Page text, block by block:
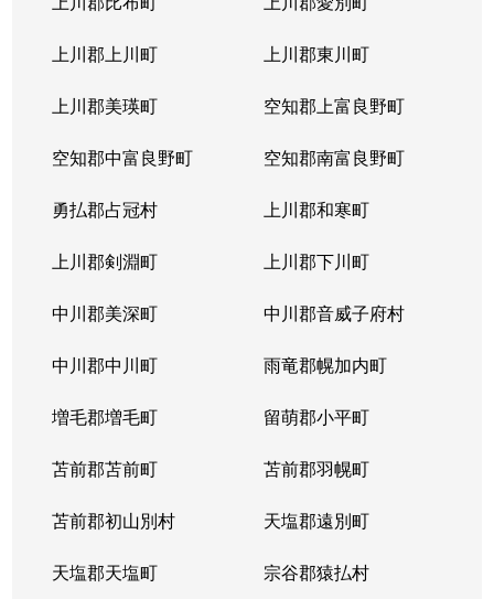
上川郡上川町 上川郡東川町
上川郡美瑛町 空知郡上富良野町
空知郡中富良野町 空知郡南富良野町
勇払郡占冠村 上川郡和寒町
上川郡剣淵町 上川郡下川町
中川郡美深町 中川郡音威子府村
中川郡中川町 雨竜郡幌加内町
増毛郡増毛町 留萌郡小平町
苫前郡苫前町 苫前郡羽幌町
苫前郡初山別村 天塩郡遠別町
天塩郡天塩町 宗谷郡猿払村